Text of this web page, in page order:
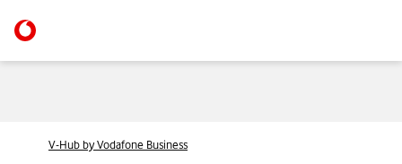
V-Hub by Vodafone Business